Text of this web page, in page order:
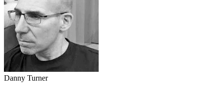
Danny Turner